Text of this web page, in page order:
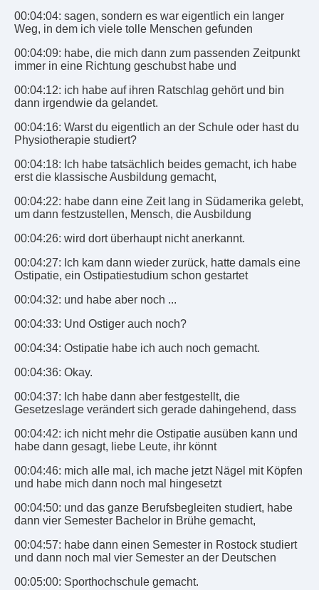
00:04:04: sagen, sondern es war eigentlich ein langer
Weg, in dem ich viele tolle Menschen gefunden
00:04:09: habe, die mich dann zum passenden Zeitpunkt
immer in eine Richtung geschubst habe und
00:04:12: ich habe auf ihren Ratschlag gehört und bin
dann irgendwie da gelandet.
00:04:16: Warst du eigentlich an der Schule oder hast du
Physiotherapie studiert?
00:04:18: Ich habe tatsächlich beides gemacht, ich habe
erst die klassische Ausbildung gemacht,
00:04:22: habe dann eine Zeit lang in Südamerika gelebt,
um dann festzustellen, Mensch, die Ausbildung
00:04:26: wird dort überhaupt nicht anerkannt.
00:04:27: Ich kam dann wieder zurück, hatte damals eine
Ostipatie, ein Ostipatiestudium schon gestartet
00:04:32: und habe aber noch ...
00:04:33: Und Ostiger auch noch?
00:04:34: Ostipatie habe ich auch noch gemacht.
00:04:36: Okay.
00:04:37: Ich habe dann aber festgestellt, die
Gesetzeslage verändert sich gerade dahingehend, dass
00:04:42: ich nicht mehr die Ostipatie ausüben kann und
habe dann gesagt, liebe Leute, ihr könnt
00:04:46: mich alle mal, ich mache jetzt Nägel mit Köpfen
und habe mich dann noch mal hingesetzt
00:04:50: und das ganze Berufsbegleiten studiert, habe
dann vier Semester Bachelor in Brühe gemacht,
00:04:57: habe dann einen Semester in Rostock studiert
und dann noch mal vier Semester an der Deutschen
00:05:00: Sporthochschule gemacht.